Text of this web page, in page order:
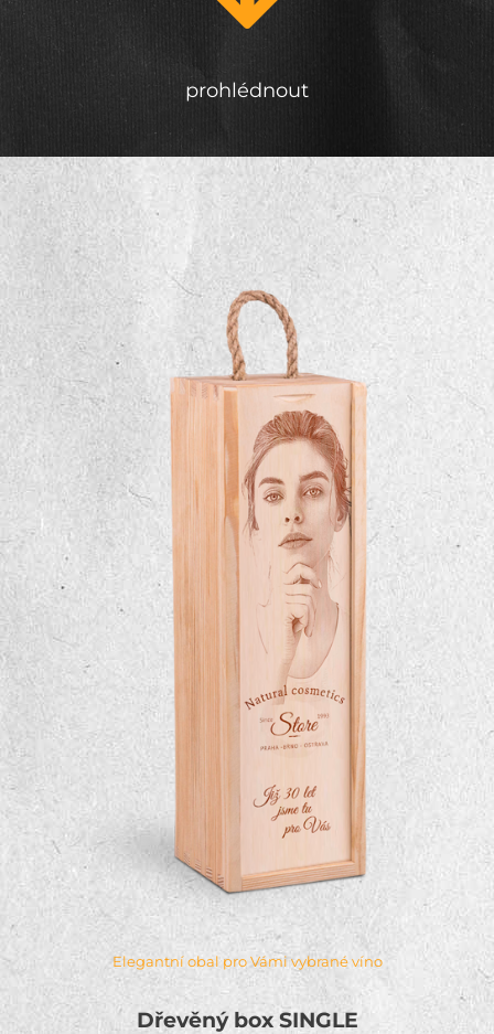
prohlédnout
Elegantní obal pro Vámi vybrané víno
Dřevěný box SINGLE